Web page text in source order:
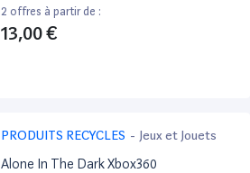
2 offres à partir de :
13,00 €
PRODUITS RECYCLES - Jeux et Jouets
Alone In The Dark Xbox360